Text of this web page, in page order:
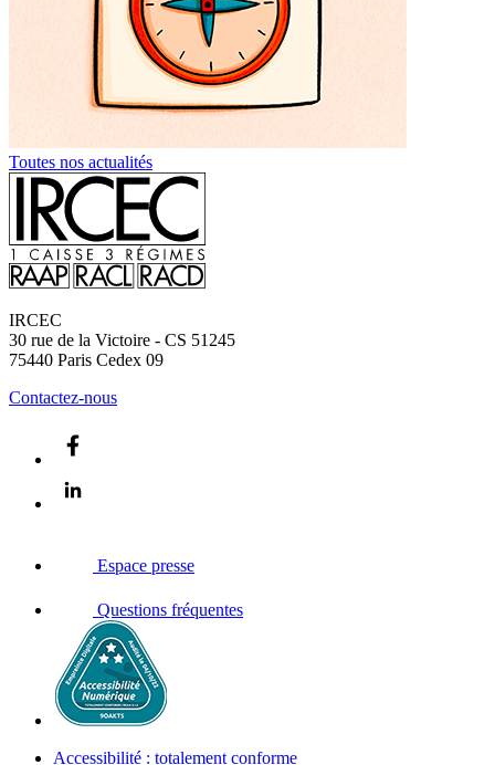
Toutes nos actualités
IRCEC
30 rue de la Victoire - CS 51245
75440 Paris Cedex 09
Contactez-nous
Espace presse
Questions fréquentes
Accessibilité : totalement conforme